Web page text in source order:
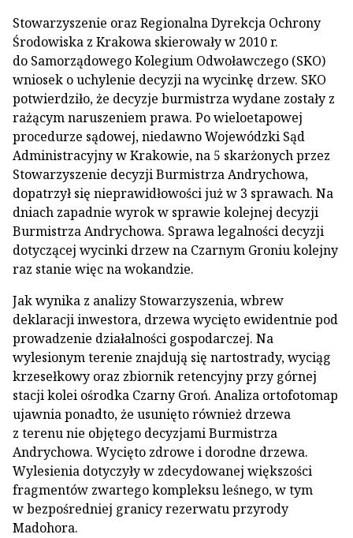
Stowarzyszenie oraz Regionalna Dyrekcja Ochrony
Środowiska z Krakowa skierowały w 2010 r.
do Samorządowego Kolegium Odwoławczego (SKO)
wniosek o uchylenie decyzji na wycinkę drzew. SKO
potwierdziło, że decyzje burmistrza wydane zostały z
rażącym naruszeniem prawa. Po wieloetapowej
procedurze sądowej, niedawno Wojewódzki Sąd
Administracyjny w Krakowie, na 5 skarżonych przez
Stowarzyszenie decyzji Burmistrza Andrychowa,
dopatrzył się nieprawidłowości już w 3 sprawach. Na
dniach zapadnie wyrok w sprawie kolejnej decyzji
Burmistrza Andrychowa. Sprawa legalności decyzji
dotyczącej wycinki drzew na Czarnym Groniu kolejny
raz stanie więc na wokandzie.
Jak wynika z analizy Stowarzyszenia, wbrew
deklaracji inwestora, drzewa wycięto ewidentnie pod
prowadzenie działalności gospodarczej. Na
wylesionym terenie znajdują się nartostrady, wyciąg
krzesełkowy oraz zbiornik retencyjny przy górnej
stacji kolei ośrodka Czarny Groń. Analiza ortofotomap
ujawnia ponadto, że usunięto również drzewa
z terenu nie objętego decyzjami Burmistrza
Andrychowa. Wycięto zdrowe i dorodne drzewa.
Wylesienia dotyczyły w zdecydowanej większości
fragmentów zwartego kompleksu leśnego, w tym
w bezpośredniej granicy rezerwatu przyrody
Madohora.